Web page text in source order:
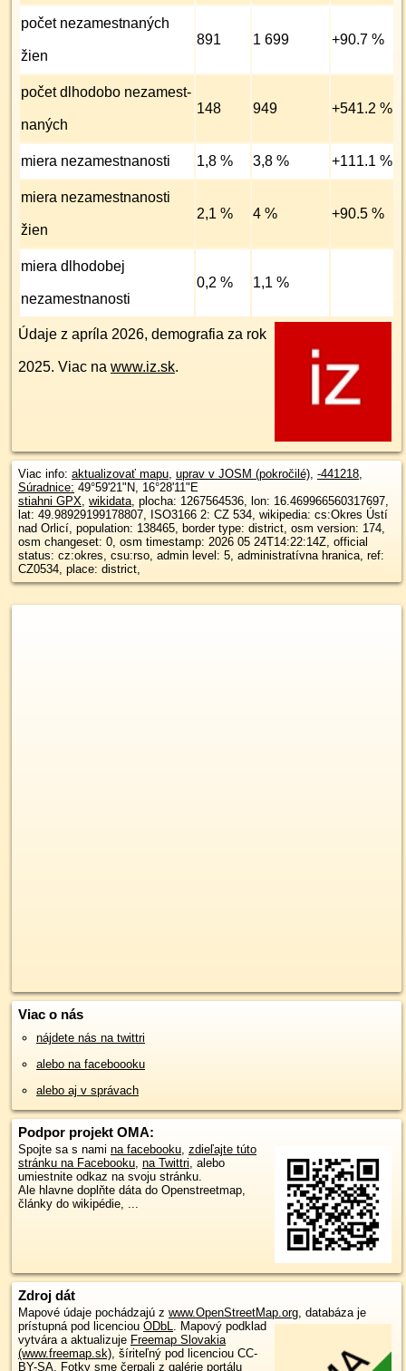
počet nezamest­naných
žien
891 1 699 +90.7 %
počet dlhodobo nezamest­
naných
148 949 +541.2 %
miera nezamest­nanosti 1,8 % 3,8 % +111.1 %
miera nezamest­nanosti
žien
2,1 % 4 % +90.5 %
miera dlhodobej
nezamest­nanosti
0,2 % 1,1 %
Údaje z apríla 2026, demografia za rok
2025. Viac na www.iz.sk.
Viac info: aktualizovať mapu, uprav v JOSM (pokročilé), -441218,
Súradnice: 49°59'21"N, 16°28'11"E
stiahni GPX, wikidata, plocha: 1267564536, lon: 16.469966560317697,
lat: 49.98929199178807, ISO3166 2: CZ 534, wikipedia: cs:Okres Ústí
nad Orlicí, population: 138465, border type: district, osm version: 174,
osm changeset: 0, osm timestamp: 2026 05 24T14:22:14Z, official
status: cz:okres, csu:rso, admin level: 5, administratívna hranica, ref:
CZ0534, place: district,
Viac o nás
nájdete nás na twittri
alebo na faceboooku
alebo aj v správach
Podpor projekt OMA:
Spojte sa s nami na facebooku, zdieľajte túto
stránku na Facebooku, na Twittri, alebo
umiestnite odkaz na svoju stránku.
Ale hlavne doplňte dáta do Openstreetmap,
články do wikipédie, ...
Zdroj dát
Mapové údaje pochádzajú z www.OpenStreetMap.org, databáza je
prístupná pod licenciou ODbL. Mapový podklad
vytvára a aktualizuje Freemap Slovakia
(www.freemap.sk), šíriteľný pod licenciou CC-
BY-SA. Fotky sme čerpali z galérie portálu